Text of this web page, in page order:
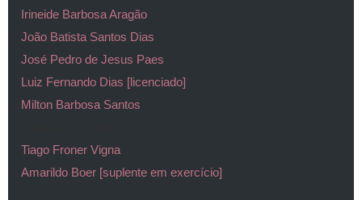
Irineide Barbosa Aragão
João Batista Santos Dias
José Pedro de Jesus Paes
Luiz Fernando Dias [licenciado]
Milton Barbosa Santos
Tiago Froner Vigna
Amarildo Boer [suplente em exercício]